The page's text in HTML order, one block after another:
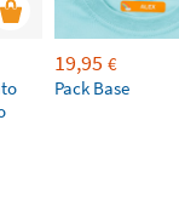
19,95 €
Pack Base